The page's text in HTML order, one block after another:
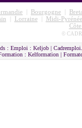
Bourgogne
Lorraine|
Midi-
©
: Emploi : Keljob |
: Kelformation |